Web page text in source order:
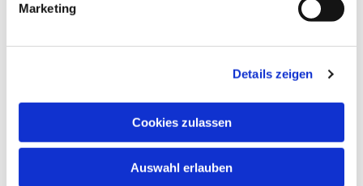
Marketing
Details zeigen
Cookies zulassen
Auswahl erlauben
Sterkrade